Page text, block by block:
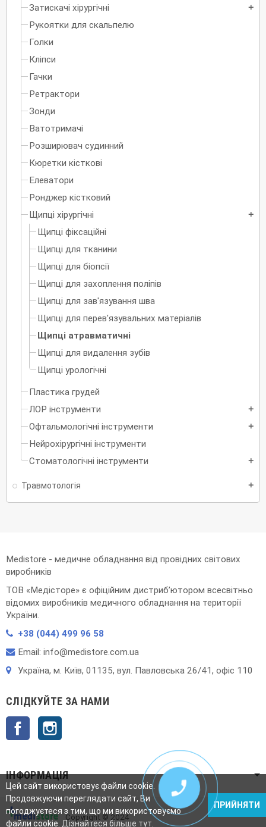
Затискачі хірургічні add
Рукоятки для скальпелю
Голки
Кліпси
Гачки
Ретрактори
Зонди
Ватотримачі
Розширювач судинний
Кюретки кісткові
Елеватори
Ронджер кістковий
Щипці хірургічні
add
Щипці фіксаційні
Щипці для тканини
Щипці для біопсії
Щипці для захоплення поліпів
Щипці для зав'язування шва
Щипці для перев'язувальних матеріалів
Щипці атравматичні
Щипці для видалення зубів
Щипці урологічні
Пластика грудей
ЛОР інструменти
add
Офтальмологічні інструменти add
Нейрохірургічні інструменти
Стоматологічні інструменти
add
Травмотологія add
Medistore - медичне обладнання від провідних світових
виробників
ТОВ «Медісторе» є офіційним дистриб’ютором всесвітньо
відомих виробників медичного обладнання на території
України.
+38 (044) 499 96 58
Email: info@medistore.com.ua
Українa, м. Київ, 01135, вул. Павловська 26/41, офіс 110
СЛІДКУЙТЕ ЗА НАМИ
Facebook
ІНФОРМАЦІЯ
Copyright © 2024
Цей сайт використовує файли cookie.
Продовжуючи переглядати сайт, Ви
погоджуєтеся з тим, що ми використовуємо
файли cookie. Дізнайтеся більше тут
ПРИЙНЯТИ
